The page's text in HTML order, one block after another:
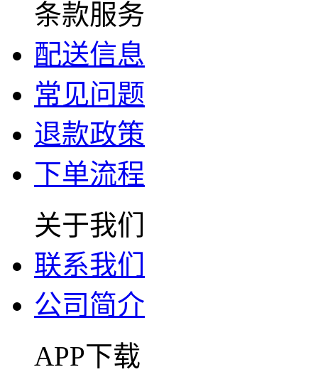
条款服务
配送信息
常见问题
退款政策
下单流程
关于我们
联系我们
公司简介
APP下载